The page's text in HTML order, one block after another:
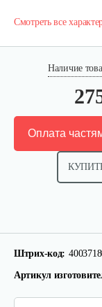
Смотреть все
Наличие
Оплата
Штрих-код:
Артикул